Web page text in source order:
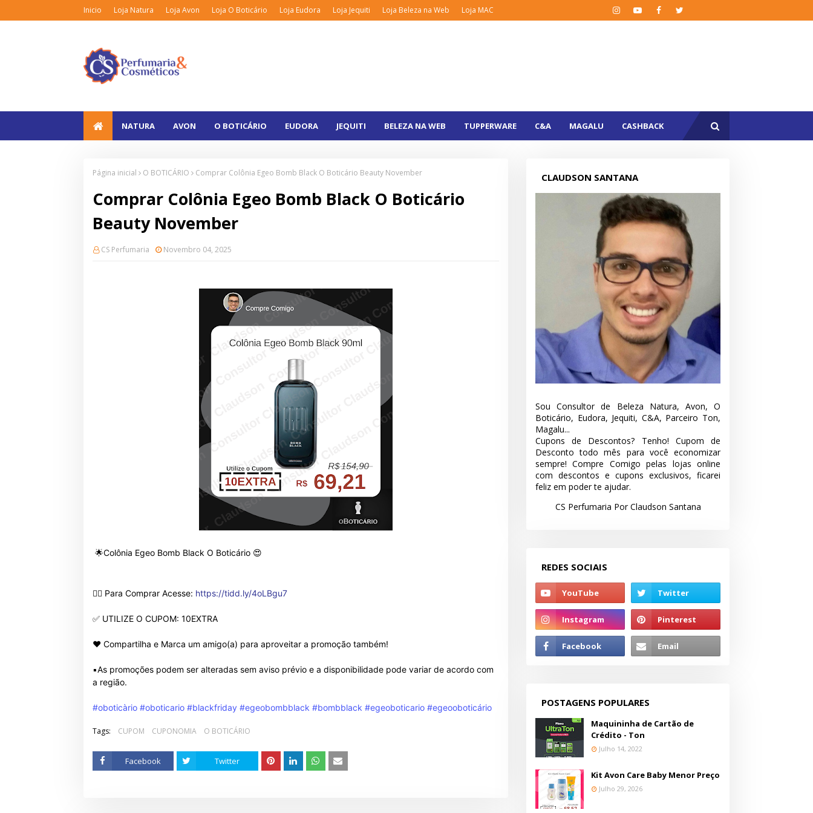
Inicio Loja Natura Loja Avon Loja O Boticário Loja Eudora Loja Jequiti Loja Beleza na Web Loja MAC
NATURA AVON O BOTICÁRIO EUDORA JEQUITI BELEZA NA WEB TUPPERWARE C&A MAGALU CASHBACK
Página inicial O BOTICÁRIO Comprar Colônia Egeo Bomb Black O Boticário Beauty November
Comprar Colônia Egeo Bomb Black O Boticário
Beauty November
CS Perfumaria Novembro 04, 2025
🌟Colônia Egeo Bomb Black O Boticário 😍
👉🏻 Para Comprar Acesse: https://tidd.ly/4oLBgu7
✅ UTILIZE O CUPOM: 10EXTRA
❤ Compartilha e Marca um amigo(a) para aproveitar a promoção também!
▪️As promoções podem ser alteradas sem aviso prévio e a disponibilidade pode variar de acordo com
a região.
#oboticàrio #oboticario #blackfriday #egeobombblack #bombblack #egeoboticario #egeooboticário
Tags: CUPOM CUPONOMIA O BOTICÁRIO
Facebook Twitter
CLAUDSON SANTANA
Sou Consultor de Beleza Natura, Avon, O
Boticário, Eudora, Jequiti, C&A, Parceiro Ton,
Magalu...
Cupons de Descontos? Tenho! Cupom de
Desconto todo mês para você economizar
sempre! Compre Comigo pelas lojas online
com descontos e cupons exclusivos, ficarei
feliz em poder te ajudar.
CS Perfumaria Por Claudson Santana
REDES SOCIAIS
POSTAGENS POPULARES
Maquininha de Cartão de
Crédito - Ton
Julho 14, 2022
Kit Avon Care Baby Menor Preço
Julho 29, 2026